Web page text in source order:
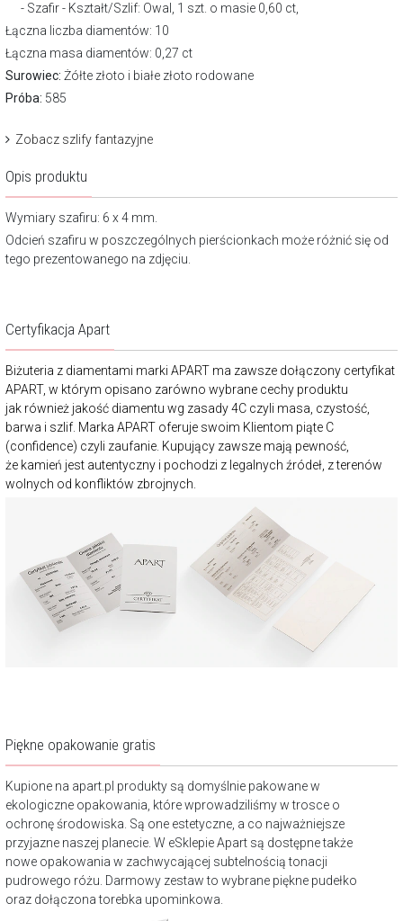
Szafir - Kształt/Szlif: Owal, 1 szt. o masie 0,60 ct,
Łączna liczba diamentów: 10
Łączna masa diamentów: 0,27 ct
Surowiec: Żółte złoto i białe złoto rodowane
Próba: 585
Zobacz szlify fantazyjne
Opis produktu
Wymiary szafiru: 6 x 4 mm.
Odcień szafiru w poszczególnych pierścionkach może różnić się od
tego prezentowanego na zdjęciu.
Certyfikacja Apart
Biżuteria z diamentami marki APART ma zawsze dołączony certyfikat
APART, w którym opisano zarówno wybrane cechy produktu
jak również jakość diamentu wg zasady 4C czyli masa, czystość,
barwa i szlif. Marka APART oferuje swoim Klientom piąte C
(confidence) czyli zaufanie. Kupujący zawsze mają pewność,
że kamień jest autentyczny i pochodzi z legalnych źródeł, z terenów
wolnych od konfliktów zbrojnych.
Piękne opakowanie gratis
Kupione na apart.pl produkty są domyślnie pakowane w
ekologiczne opakowania, które wprowadziliśmy w trosce o
ochronę środowiska. Są one estetyczne, a co najważniejsze
przyjazne naszej planecie. W eSklepie Apart są dostępne także
nowe opakowania w zachwycającej subtelnością tonacji
pudrowego różu. Darmowy zestaw to wybrane piękne pudełko
oraz dołączona torebka upominkowa.